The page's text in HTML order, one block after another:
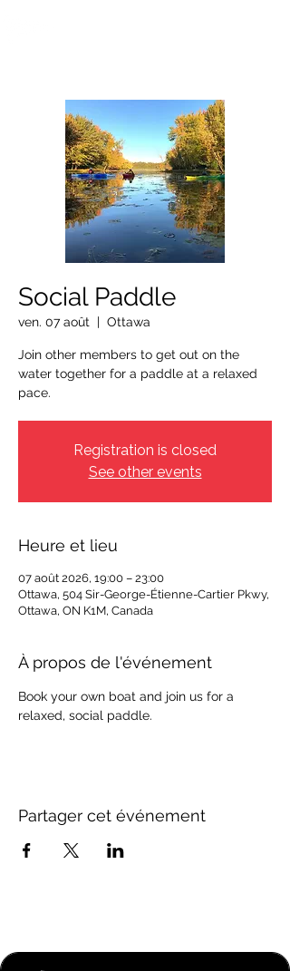
Social Paddle
ven. 07 août
  |
Ottawa
Join other members to get out on the
water together for a paddle at a relaxed
pace.
Registration is closed
See other events
Heure et lieu
07 août 2026, 19:00 – 23:00
Ottawa, 504 Sir-George-Étienne-Cartier Pkwy,
Ottawa, ON K1M, Canada
À propos de l'événement
Book your own boat and join us for a
relaxed, social paddle.
Partager cet événement